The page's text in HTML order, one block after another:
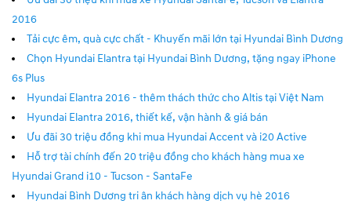
2016
Tải cực êm, quà cực chất - Khuyến mãi lớn tại Hyundai Bình Dương
Chọn Hyundai Elantra tại Hyundai Bình Dương, tặng ngay iPhone
6s Plus
Hyundai Elantra 2016 - thêm thách thức cho Altis tại Việt Nam
Hyundai Elantra 2016, thiết kế, vận hành & giá bán
Ưu đãi 30 triệu đồng khi mua Hyundai Accent và i20 Active
Hỗ trợ tài chính đến 20 triệu đồng cho khách hàng mua xe
Hyundai Grand i10 - Tucson - SantaFe
Hyundai Bình Dương tri ân khách hàng dịch vụ hè 2016